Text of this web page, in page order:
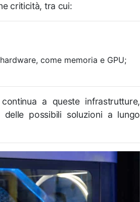
criticità, tra cui:
come memoria e GPU;
a queste infrastrutture,
delle possibili soluzioni a lungo